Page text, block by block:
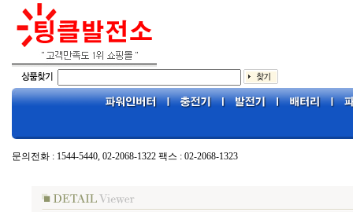
문의전화 : 1544-5440, 02-2068-1322 팩스 : 02-2068-1323